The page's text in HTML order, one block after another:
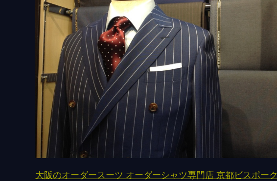
大阪のオーダースーツ オーダーシャツ専門店 京都ビスポーク